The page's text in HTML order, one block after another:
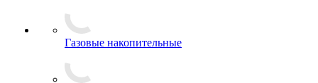
Газовые накопительные